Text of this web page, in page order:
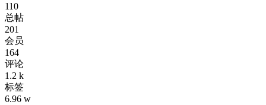
110
总帖
201
会员
164
评论
1.2 k
标签
6.96 w